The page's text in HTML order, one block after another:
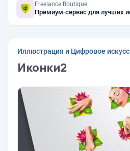
Freelance.Boutique
Премиум-сервис для лучших
Иллюстрация и Цифровое
Иконки2